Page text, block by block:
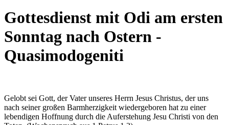
Gottesdienst mit Odi am ersten
Sonntag nach Ostern -
Quasimodogeniti
Gelobt sei Gott, der Vater unseres Herrn Jesus Christus, der uns
nach seiner großen Barmherzigkeit wiedergeboren hat zu einer
lebendigen Hoffnung durch die Auferstehung Jesu Christi von den